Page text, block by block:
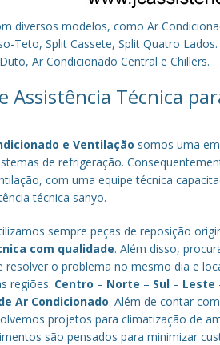
diversos modelos, como Ar
Teto, Split Cassete, Split Quatro
Ar Condicionado Central e Chillers.
Assistência Técnica
e Ventilação somos uma
de refrigeração.
com uma equipe técnica
técnica sanyo.
sempre peças de reposição
com qualidade. Além disso,
resolver o problema no mesmo dia e
regiões: Centro – Norte – Sul – Leste
Ar Condicionado. Além de contar
projetos para climatização de
são pensados para minimizar